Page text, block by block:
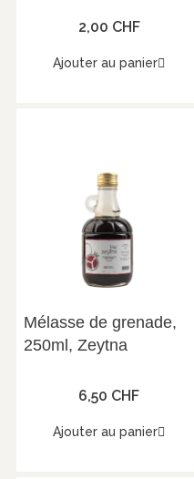
2,00 CHF
Ajouter au panier
Mélasse de grenade,
250ml, Zeytna
6,50 CHF
Ajouter au panier